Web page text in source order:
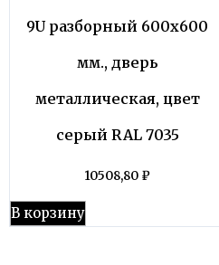
9U разборный 600х600
мм., дверь
металлическая, цвет
серый RAL 7035
10508,80 ₽
В корзину